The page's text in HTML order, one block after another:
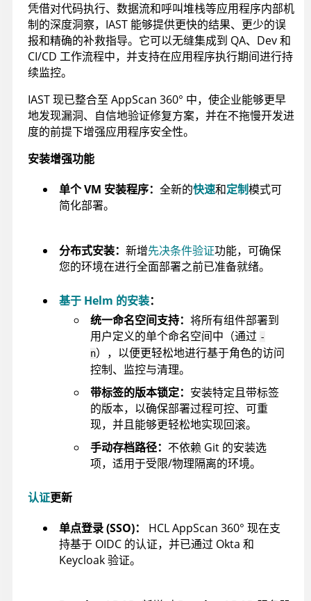
凭借对代码执行、数据流和呼叫堆栈等应用程序内部机
制的深度洞察，IAST 能够提供更快的结果、更少的误
报和精确的补救指导。它可以无缝集成到 QA、Dev 和
CI/CD 工作流程中，并支持在应用程序执行期间进行持
续监控。
IAST 现已整合至AppScan 360° 中，使企业能够更早
地发现漏洞、自信地验证修复方案，并在不拖慢开发进
度的前提下增强应用程序安全性。
安装增强功能
单个 VM 安装程序： 全新的快速和定制模式可
简化部署。
分布式安装： 新增先决条件验证功能，可确保
您的环境在进行全面部署之前已准备就绪。
基于 Helm 的安装：
统一命名空间支持： 将所有组件部署到
用户定义的单个命名空间中（通过 -
n），以便更轻松地进行基于角色的访问
控制、监控与清理。
带标签的版本锁定： 安装特定且带标签
的版本，以确保部署过程可控、可重
现，并且能够更轻松地实现回滚。
手动存档路径： 不依赖 Git 的安装选
项，适用于受限/物理隔离的环境。
认证更新
单点登录 (SSO)：
HCL AppScan 360° 现在支
持基于 OIDC 的认证，并已通过 Okta 和
Keycloak 验证。